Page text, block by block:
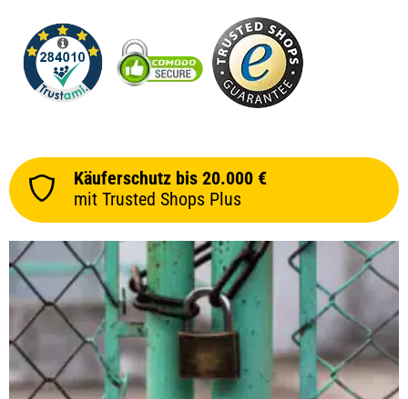
Käuferschutz bis 20.000 €
mit Trusted Shops Plus